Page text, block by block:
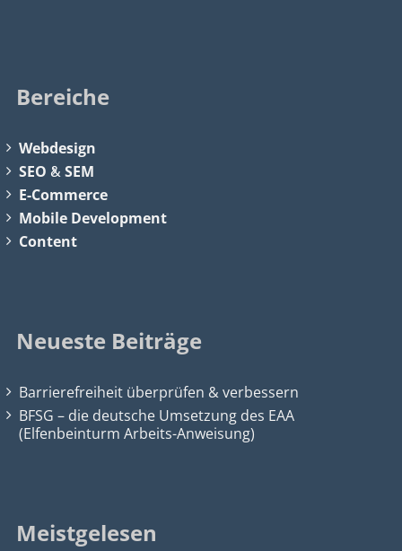
Bereiche
Webdesign
SEO &SEM
E-Commerce
Mobile Development
Content
Neueste Beiträge
Barrierefreiheit überprüfen & verbessern
BFSG – die deutsche Umsetzung des EAA
(Elfenbeinturm Arbeits-Anweisung)
Meistgelesen